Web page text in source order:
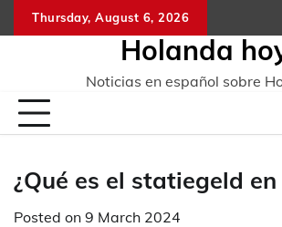
to
Thursday, August 6, 2026
Holanda
Noticias en español sobre
¿Qué es el statiegeld
Posted on 9 March 2024